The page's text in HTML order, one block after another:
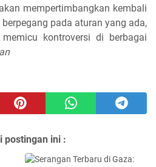
mempertimbangkan kembali
pada aturan yang ada,
kontroversi di berbagai
postingan ini :